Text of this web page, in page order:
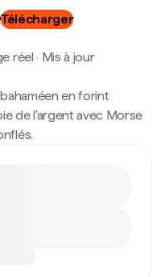
Télécharger
réel · Mis à jour
en forint
de l'argent avec Morse